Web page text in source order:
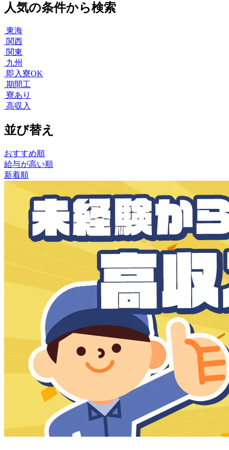
人気の条件から検索
東海
関西
関東
九州
即入寮OK
期間工
寮あり
高収入
並び替え
おすすめ順
給与が高い順
新着順